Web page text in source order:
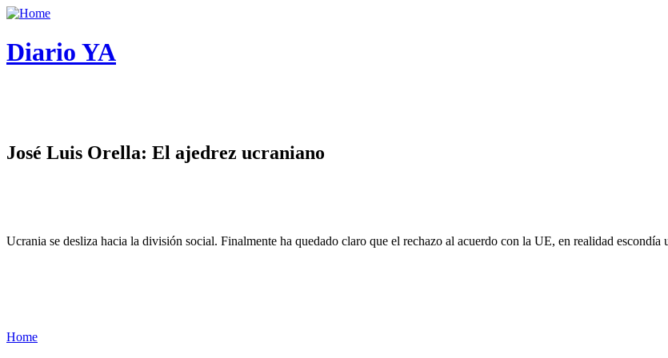
Diario YA
José Luis Orella: El ajedrez ucraniano
Ucrania se desliza hacia la división social. Finalmente ha quedado claro que el rechazo al acuerdo con la UE, en realidad escondía
Home